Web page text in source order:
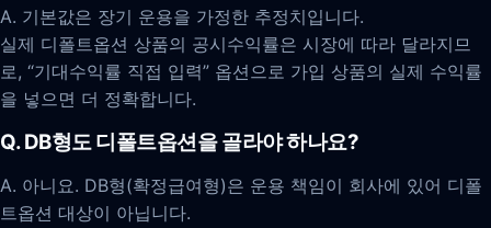
A. 기본값은 장기 운용을 가정한 추정치입니다.
실제 디폴트옵션 상품의 공시수익률은 시장에 따라 달라지므
로, “기대수익률 직접 입력” 옵션으로 가입 상품의 실제 수익률
을 넣으면 더 정확합니다.
Q. DB형도 디폴트옵션을 골라야 하나요?
A. 아니요. DB형(확정급여형)은 운용 책임이 회사에 있어 디폴
트옵션 대상이 아닙니다.